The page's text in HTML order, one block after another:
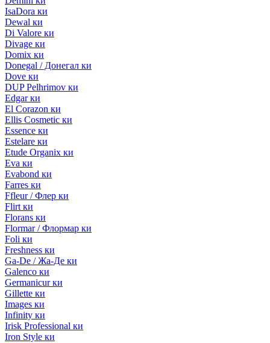
IsaDora ки
Dewal ки
Di Valore ки
Divage ки
Domix ки
Donegal / Донегал ки
Dove ки
DUP Pelhrimov ки
Edgar ки
El Corazon ки
Ellis Cosmetic ки
Essence ки
Estelare ки
Etude Organix ки
Eva ки
Evabond ки
Farres ки
Ffleur / Флер ки
Flirt ки
Florans ки
Flormar / Флормар ки
Foli ки
Freshness ки
Ga-De / Жа-Де ки
Galenco ки
Germanicur ки
Gillette ки
Images ки
Infinity ки
Irisk Professional ки
Iron Style ки